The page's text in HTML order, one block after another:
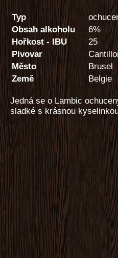
Typ
Obsah alkoholu
6%
Hořkost - IBU
25
Pivovar
Město
Brusel
Země
Belgie
Jedná se o Lambic
sladké s krásnou